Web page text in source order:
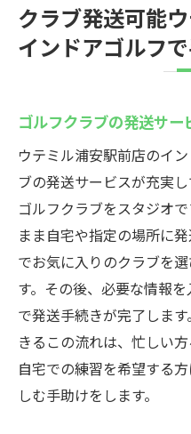
クラブ発送可能
インドアゴルフ
ゴルフクラブの発送サー
ウテミル浦安駅前店のイ
ブの発送サービスが充実
ゴルフクラブをスタジオ
まま自宅や指定の場所に
でお気に入りのクラブを
す。その後、必要な情報
で発送手続きが完了しま
きるこの流れは、忙しい
自宅での練習を希望する
しむ手助けをします。